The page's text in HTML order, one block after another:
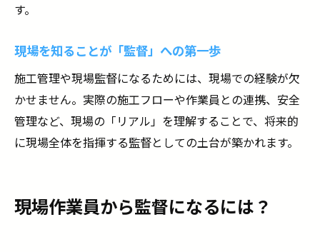
す。
現場を知ることが「監督」への第一歩
施工管理や現場監督になるためには、現場での経験が欠
かせません。実際の施工フローや作業員との連携、安全
管理など、現場の「リアル」を理解することで、将来的
に現場全体を指揮する監督としての土台が築かれます。
現場作業員から監督になるには？